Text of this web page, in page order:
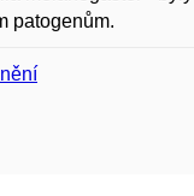
patogenům.